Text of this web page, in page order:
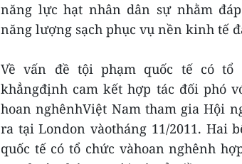
năng lực hạt nhân dân sự nhằm
năng lượng sạch phục vụ nền kinh tế
Về vấn đề tội phạm quốc tế có tổ
khẳngđịnh cam kết hợp tác đối phó
hoan nghênhViệt Nam tham gia Hội
ra tại London vàotháng 11/2011. Hai
quốc tế có tổ chức vàhoan nghênh